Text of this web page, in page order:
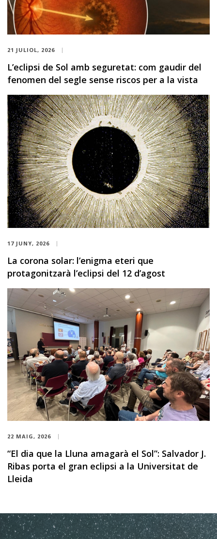
21 JULIOL, 2026
L’eclipsi de Sol amb seguretat: com gaudir del
fenomen del segle sense riscos per a la vista
17 JUNY, 2026
La corona solar: l’enigma eteri que
protagonitzarà l’eclipsi del 12 d’agost
22 MAIG, 2026
“El dia que la Lluna amagarà el Sol”: Salvador J.
Ribas porta el gran eclipsi a la Universitat de
Lleida